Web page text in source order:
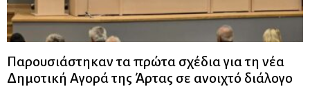
Παρουσιάστηκαν τα πρώτα σχέδια για τη νέα
Δημοτική Αγορά της Άρτας σε ανοιχτό διάλογο